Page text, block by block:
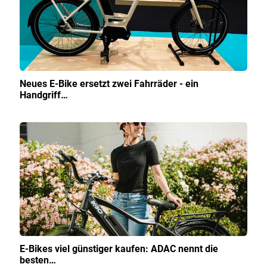
Neues E-Bike ersetzt zwei Fahrräder - ein
Handgriff…
E-Bikes viel günstiger kaufen: ADAC nennt die
besten…